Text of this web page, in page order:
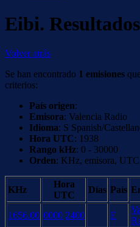
Eibi.
Volver atrás
Se han encontrado 1 emisiones
criterios:
País origen:
Emisora: Valencia Radio
Idioma: S Spanish/
Hora UTC: 1938
Rango kHz: 0 - 30000
Orden: KHz, emisora, UTC
KHz
Hora
UTC
Días País
1656.00 0000 2400 E